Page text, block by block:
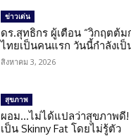
ข่าวเด่น
ดร.สุทธิกร ผู้เตือน “วิกฤตต้ม
ไทยเป็นคนแรก วันนี้กำลังเป็
สิงหาคม 3, 2026
สุขภาพ
ผอม…ไม่ได้แปลว่าสุขภาพดี
เป็น Skinny Fat โดยไม่รู้ตัว